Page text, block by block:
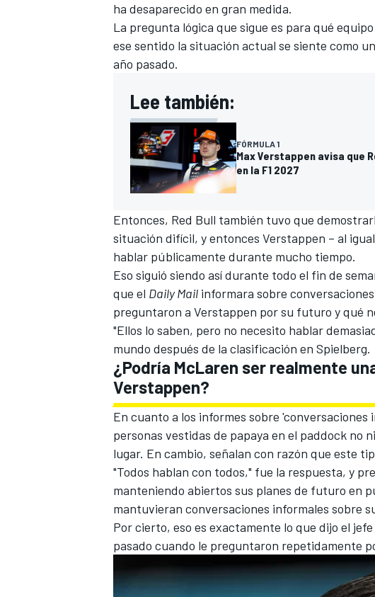
ha desaparecido en gran medida.
La pregunta lógica que sigue es para qué
ese sentido la situación actual se siente como un
año pasado.
Lee también:
FÓRMULA 1
Max Verstappen avisa que
en la F1 2027
Entonces, Red Bull también tuvo que
situación difícil, y entonces Verstappen – al
hablar públicamente durante mucho tiempo.
Eso siguió siendo así durante todo el fin de
que el Daily Mail informara sobre
preguntaron a Verstappen por su futuro y qué
"Ellos lo saben, pero no necesito hablar
mundo después de la clasificación en Spielberg.
¿Podría McLaren ser realmente
Verstappen?
En cuanto a los informes sobre
personas vestidas de papaya en el paddock no
lugar. En cambio, señalan con razón que este
"Todos hablan con todos," fue la respuesta, y
manteniendo abiertos sus planes de futuro en
mantuvieran conversaciones informales sobre
Por cierto, eso es exactamente lo que dijo el
pasado cuando le preguntaron repetidamente